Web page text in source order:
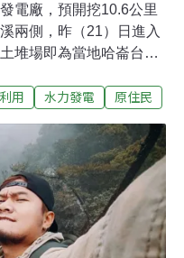
電廠，預開挖10.6公里
兩側，昨（21）日進入
堆場即為當地哈崙台部
呼籲應先辦理部落諮商
且缺乏與鄰近部落的溝
道堆土石 哈崙台部落憂
溪光明抽蓄水力發電計
次環評初審。該案規劃
，興建長達10.6公里的
透過上下池位能與動能
用 水力發電 原住民